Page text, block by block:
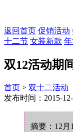
返回首页 促销活动
十二节 女装新款
双12活动期
首页 > 双十二活动
发布时间：2015-
摘要：12月